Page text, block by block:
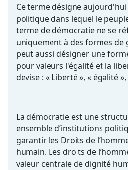
Ce terme désigne
politique dans lequel le
terme de démocratie ne se
uniquement à des formes de
peut aussi désigner une
pour valeurs l'égalité et la
devise : « Liberté », « égalité
La démocratie est une
ensemble d’institutions
garantir les Droits de
humain. Les droits de
valeur centrale de dignité